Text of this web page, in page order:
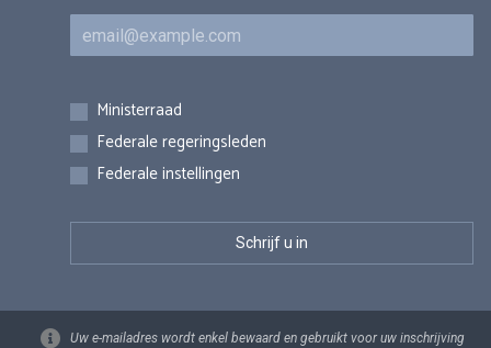
E-mail
Inschrijvingen
Ministerraad
Federale regeringsleden
Federale instellingen
Uw e-mailadres wordt enkel bewaard en gebruikt voor uw inschrijving